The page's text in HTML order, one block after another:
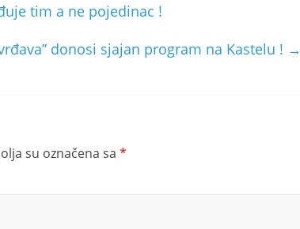
tim a ne pojedinac !
donosi sjajan program na Kastelu ! →
su označena sa *